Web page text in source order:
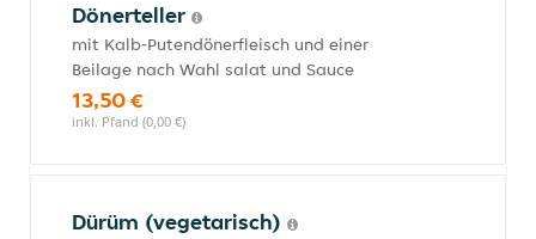
Dönerteller
mit Kalb-Putendönerfleisch und einer
Beilage nach Wahl salat und Sauce
13,50 €
inkl. Pfand (0,00 €)
Dürüm (vegetarisch)